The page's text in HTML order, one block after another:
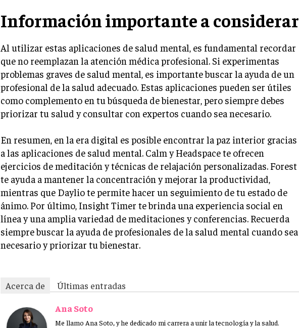
Información importante a considerar
Al utilizar estas aplicaciones de salud mental, es fundamental recordar
que no reemplazan la atención médica profesional. Si experimentas
problemas graves de salud mental, es importante buscar la ayuda de un
profesional de la salud adecuado. Estas aplicaciones pueden ser útiles
como complemento en tu búsqueda de bienestar, pero siempre debes
priorizar tu salud y consultar con expertos cuando sea necesario.
En resumen, en la era digital es posible encontrar la paz interior gracias
a las aplicaciones de salud mental. Calm y Headspace te ofrecen
ejercicios de meditación y técnicas de relajación personalizadas. Forest
te ayuda a mantener la concentración y mejorar la productividad,
mientras que Daylio te permite hacer un seguimiento de tu estado de
ánimo. Por último, Insight Timer te brinda una experiencia social en
línea y una amplia variedad de meditaciones y conferencias. Recuerda
siempre buscar la ayuda de profesionales de la salud mental cuando sea
necesario y priorizar tu bienestar.
Acerca de
Últimas entradas
Ana Soto
Me llamo Ana Soto, y he dedicado mi carrera a unir la tecnología y la salud.